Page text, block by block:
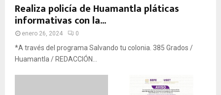
Realiza policía de Huamantla pláticas
informativas con la...
enero 26, 2024 0
*A través del programa Salvando tu colonia. 385 Grados /
Huamantla / REDACCIÓN...